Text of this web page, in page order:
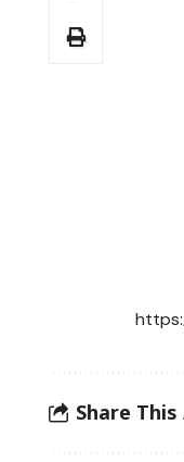
Share